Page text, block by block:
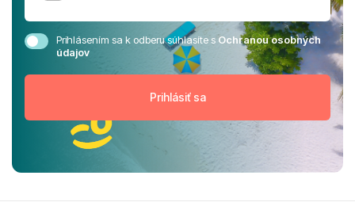
Prihlásením sa k odberu súhlasíte sOchranou osobných
údajov